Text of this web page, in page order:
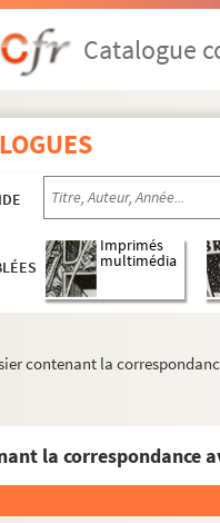
Catalogue
Imprimés
multimédia
contenant la